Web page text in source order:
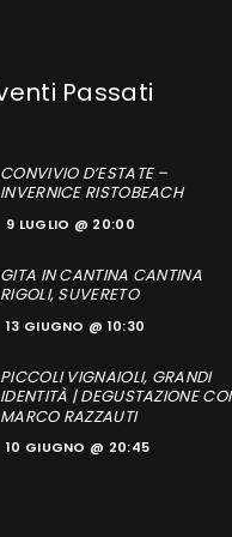
CONVIVIO D’ESTATE –
INVERNICE RISTOBEACH
9 LUGLIO @ 20:00
GITA IN CANTINA CANTINA
RIGOLI, SUVERETO
13 GIUGNO @ 10:30
PICCOLI VIGNAIOLI, GRANDI
IDENTITÀ | DEGUSTAZIONE
MARCO RAZZAUTI
10 GIUGNO @ 20:45